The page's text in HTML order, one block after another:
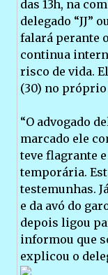
das 13h, na
delegado “JJ”
falará perante
continua
risco de vida.
(30) no
“O advogado
marcado ele
teve flagrante
temporária.
testemunhas.
e da avó do
depois ligou
informou que
explicou o